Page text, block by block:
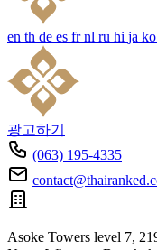
en th de es fr nl ru hi ja ko
광고하기
(063) 195-4335
Asoke Towers level 7,